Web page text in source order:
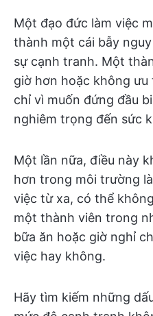
Một đạo đức làm việc
thành một cái bẫy
sự cạnh tranh. Một
giờ hơn hoặc không
chỉ vì muốn đứng đầu
nghiêm trọng đến sức
Một lần nữa, điều này
hơn trong môi trường
việc từ xa, có thể
một thành viên trong
bữa ăn hoặc giờ nghỉ
việc hay không.
Hãy tìm kiếm những